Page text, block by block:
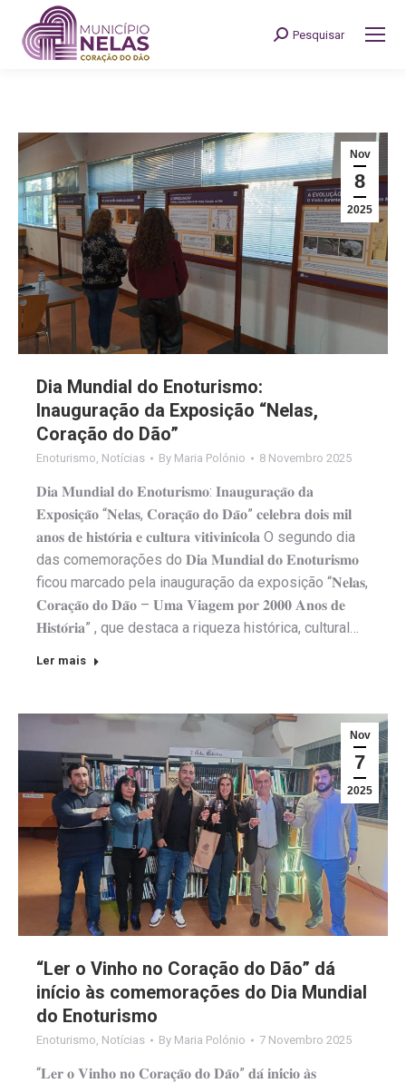
Search:
Pesquisar
Nov
8
2025
Dia Mundial do Enoturismo:
Inauguração da Exposição “Nelas,
Coração do Dão”
Enoturismo, Notícias By Maria Polónio 8 Novembro 2025
𝐃𝐢𝐚 𝐌𝐮𝐧𝐝𝐢𝐚𝐥 𝐝𝐨 𝐄𝐧𝐨𝐭𝐮𝐫𝐢𝐬𝐦𝐨: 𝐈𝐧𝐚𝐮𝐠𝐮𝐫𝐚𝐜̧𝐚̃𝐨 𝐝𝐚
𝐄𝐱𝐩𝐨𝐬𝐢𝐜̧𝐚̃𝐨 “𝐍𝐞𝐥𝐚𝐬, 𝐂𝐨𝐫𝐚𝐜̧𝐚̃𝐨 𝐝𝐨 𝐃𝐚̃𝐨” 𝐜𝐞𝐥𝐞𝐛𝐫𝐚 𝐝𝐨𝐢𝐬 𝐦𝐢𝐥
𝐚𝐧𝐨𝐬 𝐝𝐞 𝐡𝐢𝐬𝐭𝐨́𝐫𝐢𝐚 𝐞 𝐜𝐮𝐥𝐭𝐮𝐫𝐚 𝐯𝐢𝐭𝐢𝐯𝐢𝐧𝐢́𝐜𝐨𝐥𝐚 O segundo dia
das comemorações do 𝐃𝐢𝐚 𝐌𝐮𝐧𝐝𝐢𝐚𝐥 𝐝𝐨 𝐄𝐧𝐨𝐭𝐮𝐫𝐢𝐬𝐦𝐨
ficou marcado pela inauguração da exposição “𝐍𝐞𝐥𝐚𝐬,
𝐂𝐨𝐫𝐚𝐜̧𝐚̃𝐨 𝐝𝐨 𝐃𝐚̃𝐨 – 𝐔𝐦𝐚 𝐕𝐢𝐚𝐠𝐞𝐦 𝐩𝐨𝐫 𝟐𝟎𝟎𝟎 𝐀𝐧𝐨𝐬 𝐝𝐞
𝐇𝐢𝐬𝐭𝐨́𝐫𝐢𝐚” , que destaca a riqueza histórica, cultural…
Ler mais
Nov
7
2025
“Ler o Vinho no Coração do Dão” dá
início às comemorações do Dia Mundial
do Enoturismo
Enoturismo Notícias By Maria Polónio 7 Novembro 2025
“𝐋𝐞𝐫 𝐨 𝐕𝐢𝐧𝐡𝐨 𝐧𝐨 𝐂𝐨𝐫𝐚𝐜̧𝐚̃𝐨 𝐝𝐨 𝐃𝐚̃𝐨” 𝐝𝐚́ 𝐢𝐧𝐢́𝐜𝐢𝐨 𝐚̀𝐬